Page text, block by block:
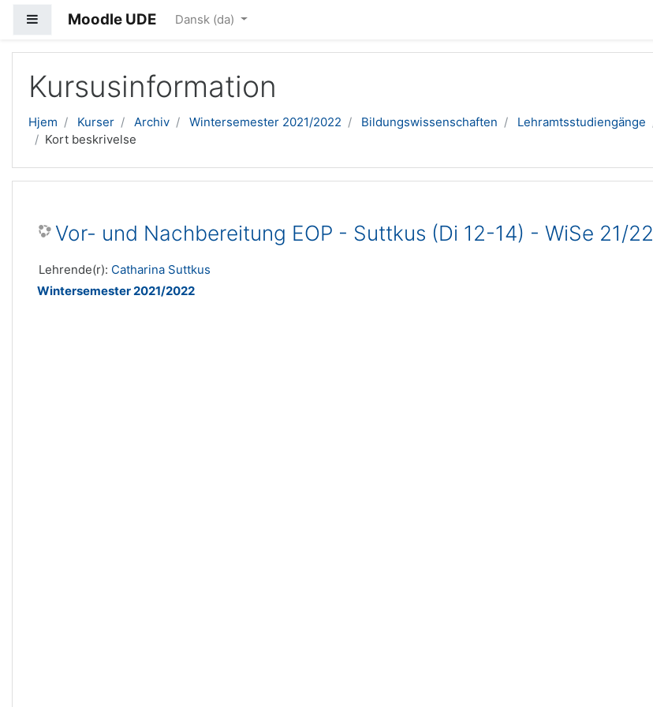
SidepanelMoodle UDE Dansk ‎(da)‎
Kursusinformation
Hjem Kurser Archiv Wintersemester 2021/2022 Bildungswissenschaften Lehramtsstudiengänge
Kort beskrivelse
Vor- und Nachbereitung EOP - Suttkus (Di 12-14) - WiSe 21/22
Lehrende(r): Catharina Suttkus
Wintersemester 2021/2022